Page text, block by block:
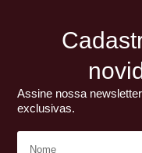
Assine nossa
exclusivas.